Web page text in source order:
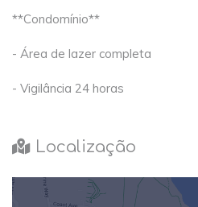
**Condomínio**
- Área de lazer completa
- Vigilância 24 horas
Localização